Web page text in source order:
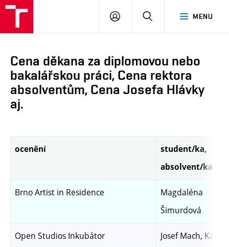
MENU
PŘIHLÁSIT
Cena děkana za diplomovou nebo
bakalářskou práci, Cena rektora
absolventům, Cena Josefa Hlávky
aj.
ocenění
student/ka,
absolvent/ka
Brno Artist in Residence
Magdaléna
Šimurdová
Open Studios Inkubátor
Josef Mach,